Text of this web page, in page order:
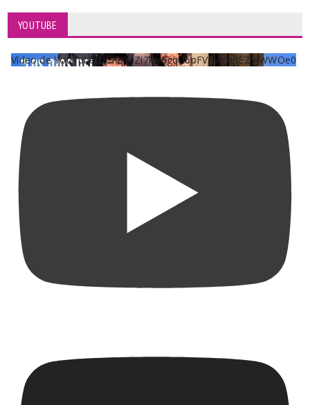
YOUTUBE
Vídeo de YouTube UCKqYjiZi7lzy6gqU6pFVFiA_A3EZ9JWWOe0